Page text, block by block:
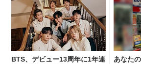
BTS、デビュー13周年に1年連
あなた